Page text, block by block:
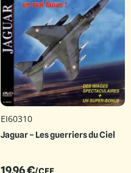
EI60310
Jaguar – Les guerriers du Ciel
19.96€